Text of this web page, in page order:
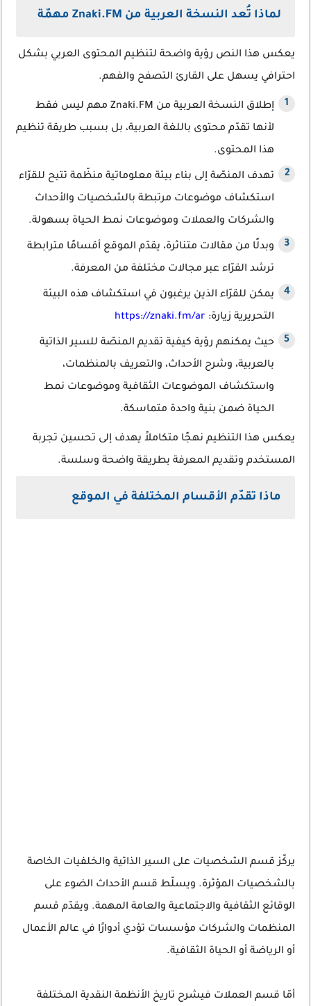
لماذا تُعد النسخة العربية من Znaki.FM مهمّة
يعكس هذا النص رؤية واضحة لتنظيم المحتوى العربي بشكل
احترافي يسهل على القارئ التصفح والفهم.
إطلاق النسخة العربية من Znaki.FM مهم ليس فقط
لأنها تقدّم محتوى باللغة العربية، بل بسبب طريقة تنظيم
هذا المحتوى.
تهدف المنصّة إلى بناء بيئة معلوماتية منظّمة تتيح للقرّاء
استكشاف موضوعات مرتبطة بالشخصيات والأحداث
والشركات والعملات وموضوعات نمط الحياة بسهولة.
وبدلًا من مقالات متناثرة، يقدّم الموقع أقسامًا مترابطة
ترشد القرّاء عبر مجالات مختلفة من المعرفة.
يمكن للقرّاء الذين يرغبون في استكشاف هذه البيئة
التحريرية زيارة: https://znaki.fm/ar
حيث يمكنهم رؤية كيفية تقديم المنصّة للسير الذاتية
بالعربية، وشرح الأحداث، والتعريف بالمنظمات،
واستكشاف الموضوعات الثقافية وموضوعات نمط
الحياة ضمن بنية واحدة متماسكة.
يعكس هذا التنظيم نهجًا متكاملاً يهدف إلى تحسين تجربة
المستخدم وتقديم المعرفة بطريقة واضحة وسلسة.
ماذا تقدّم الأقسام المختلفة في الموقع
يركّز قسم الشخصيات على السير الذاتية والخلفيات الخاصة
بالشخصيات المؤثرة. ويسلّط قسم الأحداث الضوء على
الوقائع الثقافية والاجتماعية والعامة المهمة. ويقدّم قسم
المنظمات والشركات مؤسسات تؤدي أدوارًا في عالم الأعمال
أو الرياضة أو الحياة الثقافية.
أمّا قسم العملات فيشرح تاريخ الأنظمة النقدية المختلفة